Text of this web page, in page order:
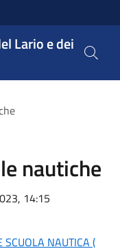
Lario e dei
nautiche
14:15
NAUTICA (